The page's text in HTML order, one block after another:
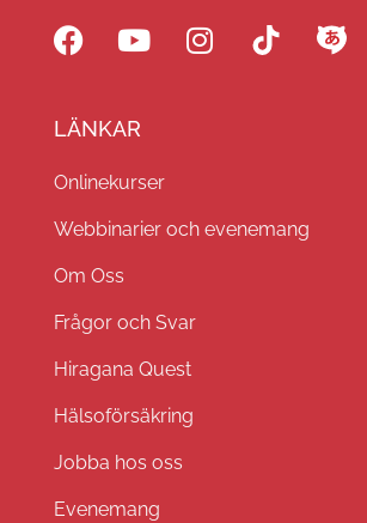
LÄNKAR
Onlinekurser
Webbinarier och evenemang
Om Oss
Frågor och Svar
Hiragana Quest
Hälsoförsäkring
Jobba hos oss
Evenemang